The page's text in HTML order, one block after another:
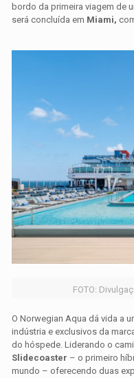
bordo da primeira viagem de
será concluída em Miami,
FOTO:
ONorwegian Aqua dá vida a
indústria e exclusivos da
do hóspede. Liderando o
Slidecoaster – o primeiro
mundo – oferecendo duas